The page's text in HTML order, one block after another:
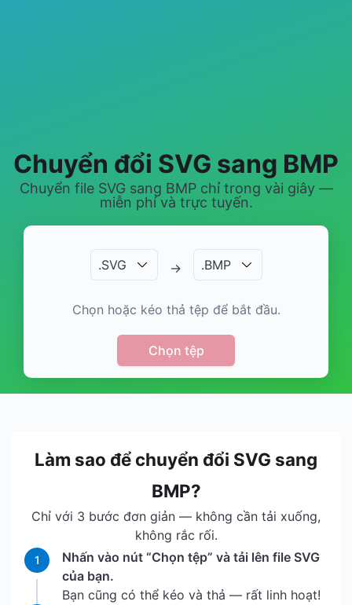
Chuyển đổi SVG sang BMP
Chuyển file SVG sang BMP chỉ trong vài giây —
miễn phí và trực tuyến.
.SVG → .BMP
Chọn hoặc kéo thả tệp để bắt đầu.
Chọn tệp
Làm sao để chuyển đổi SVG sang
BMP?
Chỉ với 3 bước đơn giản — không cần tải xuống,
không rắc rối.
1
Nhấn vào nút “Chọn tệp” và tải lên file SVG
của bạn.
Bạn cũng có thể kéo và thả — rất linh hoạt!